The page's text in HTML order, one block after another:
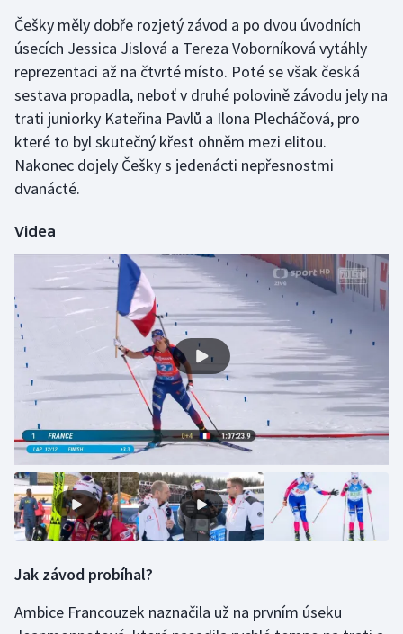
Krasobruslení
Lezení
Lyže a snowboard
Moderní pětiboj
Olympijské hry
Parasport
Plážový volejbal
Ragby
Rychlobruslení
Rychlostní kanoistika
Sportovní střelba
Češky měly dobře rozjetý závod a po dvou úvodních
úsecích Jessica Jislová a Tereza Voborníková vytáhly
reprezentaci až na čtvrté místo. Poté se však česká
sestava propadla, neboť v druhé polovině závodu jely na
trati juniorky Kateřina Pavlů a Ilona Plecháčová, pro
které to byl skutečný křest ohněm mezi elitou.
Nakonec dojely Češky s jedenácti nepřesnostmi
dvanácté.
Videa
Jak závod probíhal?
Ambice Francouzek naznačila už na prvním úseku